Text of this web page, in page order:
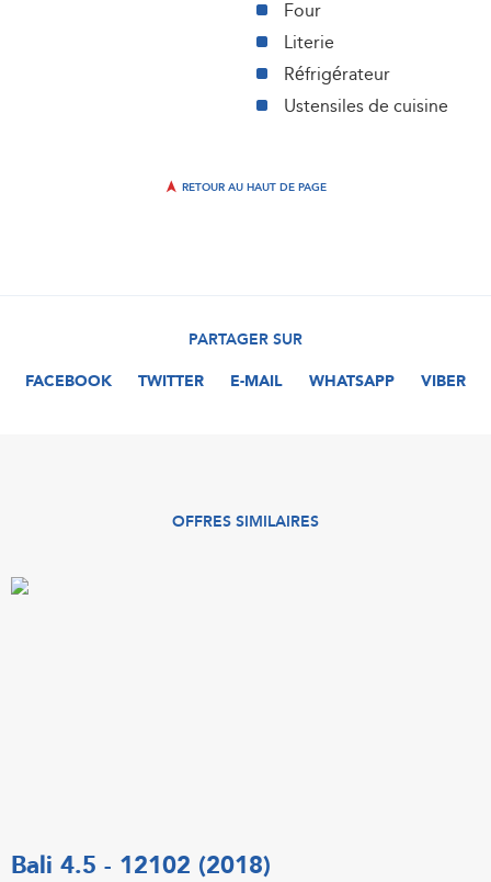
Four
Literie
Réfrigérateur
Ustensiles de cuisine
RETOUR AU HAUT DE PAGE
PARTAGER SUR
FACEBOOK
TWITTER E-MAIL WHATSAPP VIBER
OFFRES SIMILAIRES
Bali 4.5 - 12102 (2018)